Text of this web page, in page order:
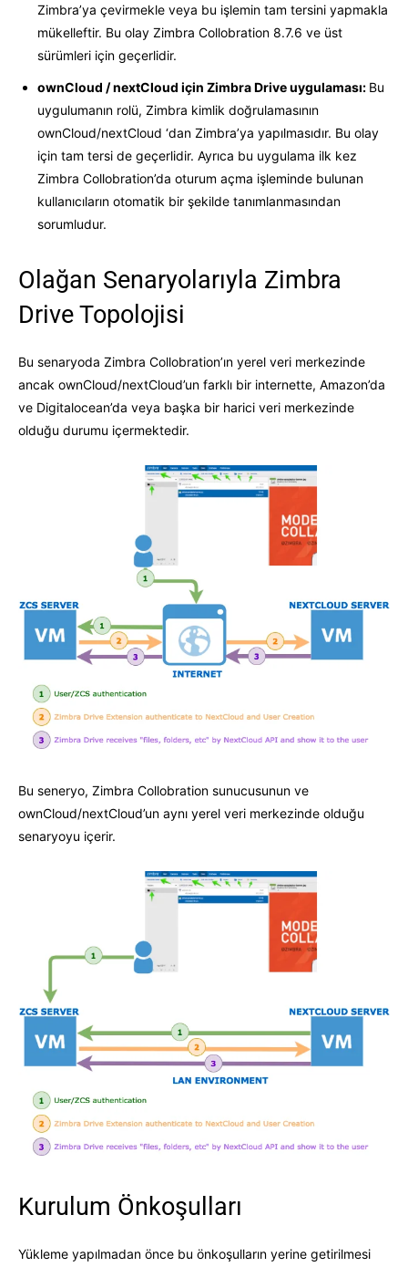
Zimbra’ya çevirmekle veya bu işlemin tam tersini yapmakla
mükelleftir. Bu olay Zimbra Collobration 8.7.6 ve üst
sürümleri için geçerlidir.
ownCloud / nextCloud için Zimbra Drive uygulaması: Bu
uygulumanın rolü, Zimbra kimlik doğrulamasının
ownCloud/nextCloud ‘dan Zimbra’ya yapılmasıdır. Bu olay
için tam tersi de geçerlidir. Ayrıca bu uygulama ilk kez
Zimbra Collobration’da oturum açma işleminde bulunan
kullanıcıların otomatik bir şekilde tanımlanmasından
sorumludur.
Olağan Senaryolarıyla Zimbra
Drive Topolojisi
Bu senaryoda Zimbra Collobration’ın yerel veri merkezinde
ancak ownCloud/nextCloud’un farklı bir internette, Amazon’da
ve Digitalocean’da veya başka bir harici veri merkezinde
olduğu durumu içermektedir.
Bu seneryo, Zimbra Collobration sunucusunun ve
ownCloud/nextCloud’un aynı yerel veri merkezinde olduğu
senaryoyu içerir.
Kurulum Önkoşulları
Yükleme yapılmadan önce bu önkoşulların yerine getirilmesi